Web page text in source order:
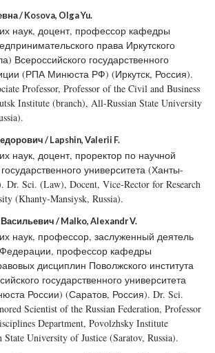
/ Kosova, Olga Yu.
наук, доцент, профессор кафедры
права Иркутского
Всероссийского государственного
(РПА Минюста РФ) (Иркутск, Россия).
Professor, Professor of the Civil and Business
Institute (branch), All-Russian State University
/ Lapshin, Valerii F.
наук, доцент, проректор по научной
университета (Ханты-
Sci. (Law), Docent, Vice-Rector for Research
(Khanty-Mansiysk, Russia).
/ Malko, Alexandr V.
наук, профессор, заслуженный деятель
Федерации, профессор кафедры
дисциплин Поволжского института
государственного университета
России) (Саратов, Россия). Dr. Sci.
Scientist of the Russian Federation, Professor
Department, Povolzhsky Institute
University of Justice (Saratov, Russia).